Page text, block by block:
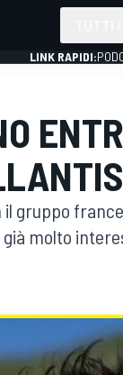
LINK RAPIDI:
il gruppo
molto